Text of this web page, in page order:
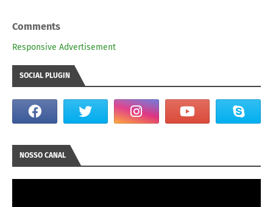
Comments
Responsive Advertisement
SOCIAL PLUGIN
NOSSO CANAL